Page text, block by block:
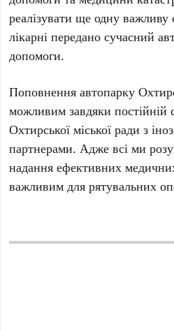
реалізувати ще одну важливу
лікарні передано сучасний
допомоги.
Поповнення автопарку
можливим завдяки постійній
Охтирської міської ради з
партнерами. Адже всі ми
надання ефективних
важливим для рятувальних